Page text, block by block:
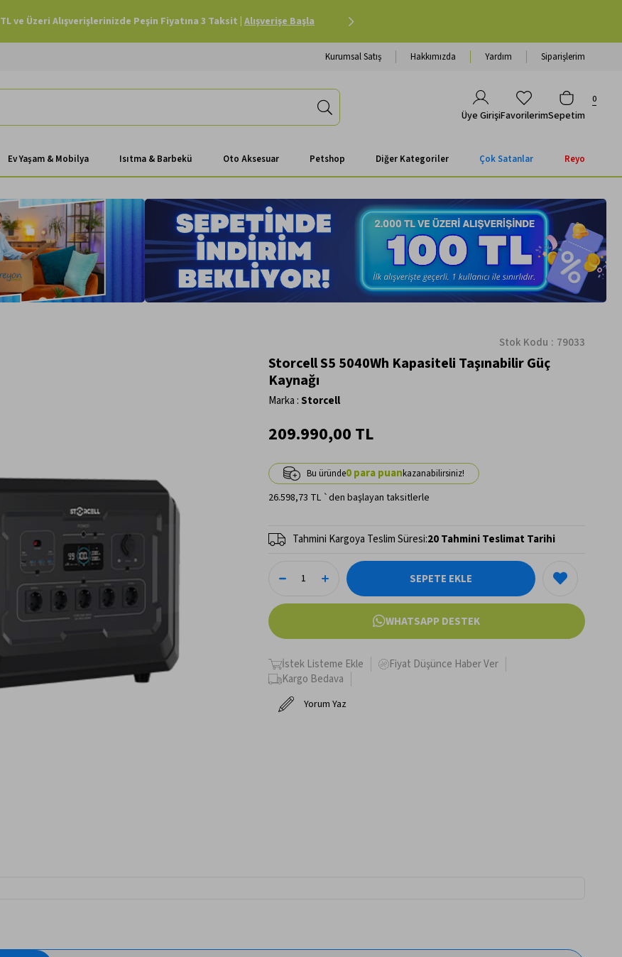
Havale Ödemenizde Sepette Ekstra %3 İndirim |Alışverişe Başla
Kurumsal Satış Hakkımızda Yardım Siparişlerim
Üye GirişiFavorilerimSepetim
0
Ev Yaşam & Mobilya Isıtma & Barbekü Oto Aksesuar Petshop Diğer Kategoriler Çok Satanlar Reyo
Stok Kodu 79033
Storcell S5 5040Wh Kapasiteli Taşınabilir Güç
Kaynağı
Marka :Storcell
209.990,00 TL
0
26.598,73 TL `den başlayan taksitlerle
Tahmini Kargoya Teslim Süresi:20 Tahmini Teslimat Tarihi
WHATSAPP DESTEK
İstek Listeme Ekle
Fiyat Düşünce Haber Ver
Kargo Bedava
Yorum Yaz